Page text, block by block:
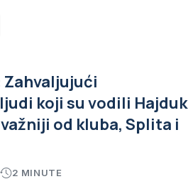
Zahvaljujući
koji su vodili Hajduk
od kluba, Splita i
2 MINUTE